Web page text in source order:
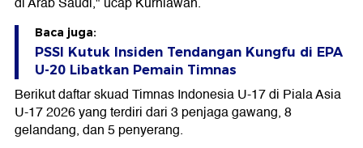
Baca juga:
PSSI Kutuk Insiden Tendangan Kungfu di EPA
U-20 Libatkan Pemain Timnas
Berikut daftar skuad Timnas Indonesia U-17 di Piala Asia
U-17 2026 yang terdiri dari 3 penjaga gawang, 8
gelandang, dan 5 penyerang.